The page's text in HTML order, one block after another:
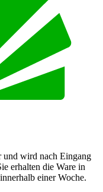
und wird nach Eingang
erhalten die Ware in
einer Woche.